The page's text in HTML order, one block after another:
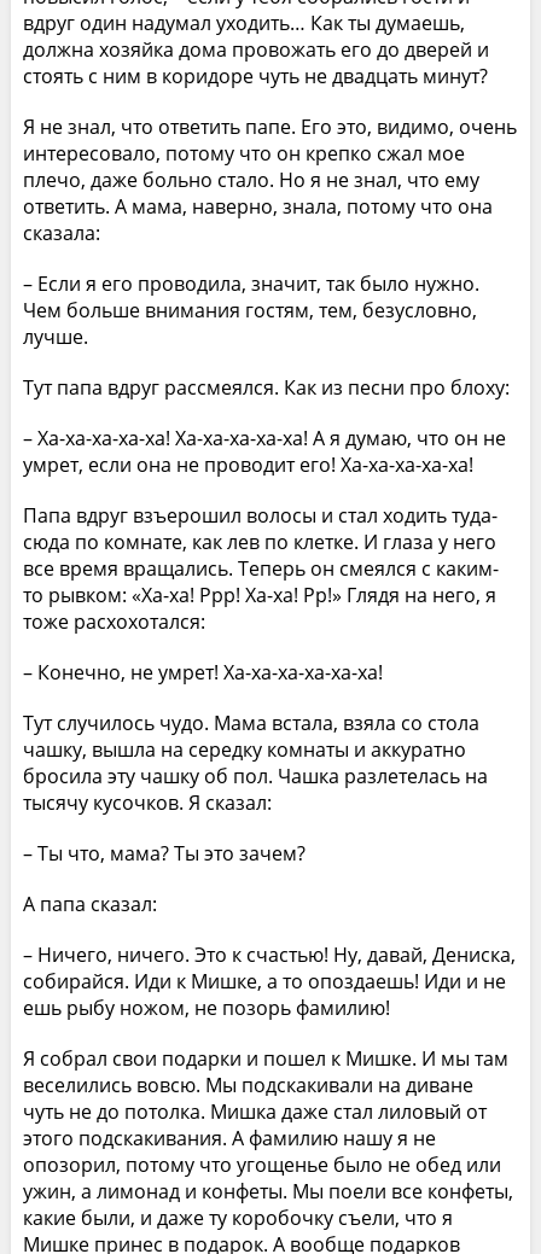
вдруг один надумал уходить… Как ты думаешь,
должна хозяйка дома провожать его до дверей и
стоять с ним в коридоре чуть не двадцать минут?
Я не знал, что ответить папе. Его это, видимо, очень
интересовало, потому что он крепко сжал мое
плечо, даже больно стало. Но я не знал, что ему
ответить. А мама, наверно, знала, потому что она
сказала:
– Если я его проводила, значит, так было нужно.
Чем больше внимания гостям, тем, безусловно,
лучше.
Тут папа вдруг рассмеялся. Как из песни про блоху:
– Ха-ха-ха-ха-ха! Ха-ха-ха-ха-ха! А я думаю, что он не
умрет, если она не проводит его! Ха-ха-ха-ха-ха!
Папа вдруг взъерошил волосы и стал ходить туда-
сюда по комнате, как лев по клетке. И глаза у него
все время вращались. Теперь он смеялся с каким-
то рывком: «Ха-ха! Ррр! Ха-ха! Рр!» Глядя на него, я
тоже расхохотался:
– Конечно, не умрет! Ха-ха-ха-ха-ха-ха!
Тут случилось чудо. Мама встала, взяла со стола
чашку, вышла на середку комнаты и аккуратно
бросила эту чашку об пол. Чашка разлетелась на
тысячу кусочков. Я сказал:
– Ты что, мама? Ты это зачем?
А папа сказал:
– Ничего, ничего. Это к счастью! Ну, давай, Дениска,
собирайся. Иди к Мишке, а то опоздаешь! Иди и не
ешь рыбу ножом, не позорь фамилию!
Я собрал свои подарки и пошел к Мишке. И мы там
веселились вовсю. Мы подскакивали на диване
чуть не до потолка. Мишка даже стал лиловый от
этого подскакивания. А фамилию нашу я не
опозорил, потому что угощенье было не обед или
ужин, а лимонад и конфеты. Мы поели все конфеты,
какие были, и даже ту коробочку съели, что я
Мишке принес в подарок. А вообще подарков